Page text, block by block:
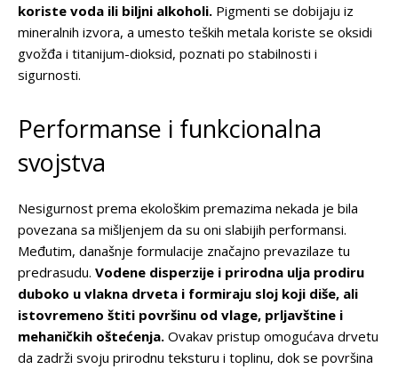
koriste voda ili biljni alkoholi. Pigmenti se dobijaju iz
mineralnih izvora, a umesto teških metala koriste se oksidi
gvožđa i titanijum-dioksid, poznati po stabilnosti i
sigurnosti.
Performanse i funkcionalna
svojstva
Nesigurnost prema ekološkim premazima nekada je bila
povezana sa mišljenjem da su oni slabijih performansi.
Međutim, današnje formulacije značajno prevazilaze tu
predrasudu. Vodene disperzije i prirodna ulja prodiru
duboko u vlakna drveta i formiraju sloj koji diše, ali
istovremeno štiti površinu od vlage, prljavštine i
mehaničkih oštećenja. Ovakav pristup omogućava drvetu
da zadrži svoju prirodnu teksturu i toplinu, dok se površina